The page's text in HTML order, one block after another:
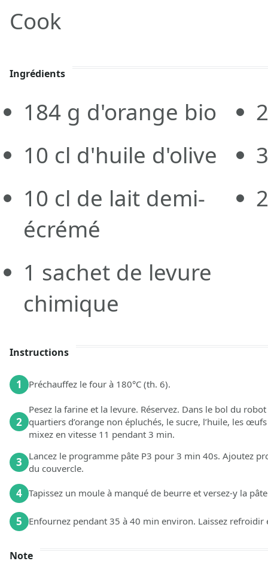
Cook
Ingrédients
184 g d'orange bio
10 cl d'huile d'olive
10 cl de lait demi-
écrémé
1 sachet de levure
chimique
Instructions
1 Préchauffez le four à 180°C (th. 6).
2
Pesez la farine et la levure. Réservez. Dans le bol du
quartiers d’orange non épluchés, le sucre, l’huile, les
mixez en vitesse 11 pendant 3 min.
3
Lancez le programme pâte P3 pour 3 min 40s. Ajoutez
du couvercle.
4 Tapissez un moule à manqué de beurre et versez-y la
5 Enfournez pendant 35 à 40 min environ. Laissez refroidir
Note